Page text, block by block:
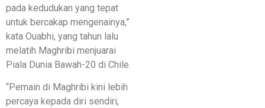
pada kedudukan yang tepat
untuk bercakap mengenainya,”
kata Ouabhi, yang tahun lalu
melatih Maghribi menjuarai
Piala Dunia Bawah-20 di Chile.
“Pemain di Maghribi kini lebih
percaya kepada diri sendiri,